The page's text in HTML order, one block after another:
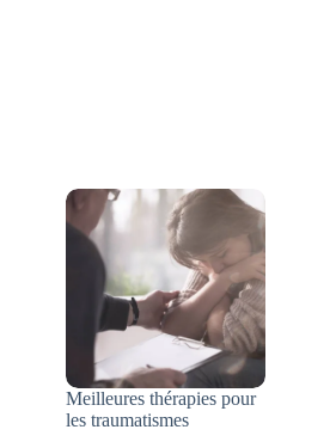
problèmes
les
plus
fréquents
Meilleures thérapies pour
les traumatismes